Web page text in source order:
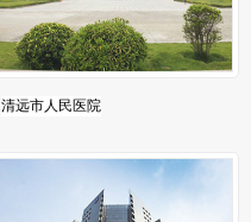
清远市人民医院